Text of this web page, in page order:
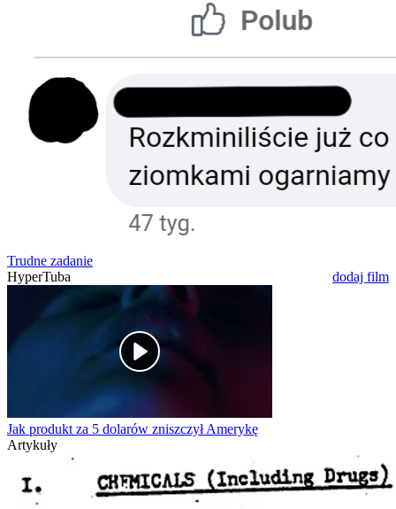
Trudne zadanie
HyperTuba
dodaj film
Jak produkt za 5 dolarów zniszczył Amerykę
Artykuły